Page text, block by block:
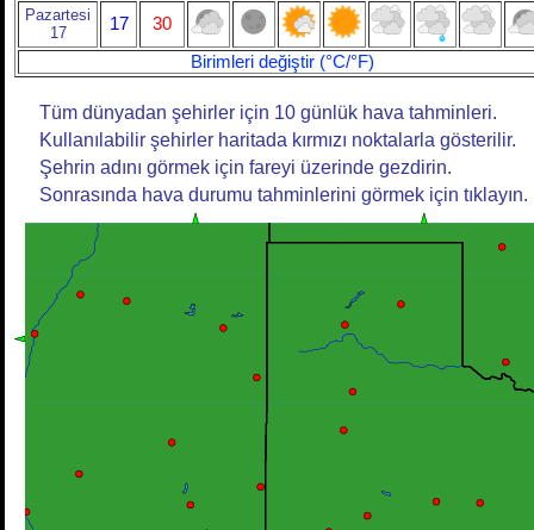
Pazartesi
17
17
30
Birimleri değiştir (°C/°F)
Tüm dünyadan şehirler için 10 günlük hava tahminleri.
Kullanılabilir şehirler haritada kırmızı noktalarla gösterilir.
Şehrin adını görmek için fareyi üzerinde gezdirin.
Sonrasında hava durumu tahminlerini görmek için tıklayın.